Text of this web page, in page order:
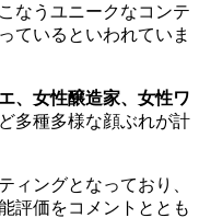
なうユニークなコンテ
ているといわれていま
、女性醸造家、女性ワ
多種多様な顔ぶれが計
ィングとなっており、
評価をコメントととも